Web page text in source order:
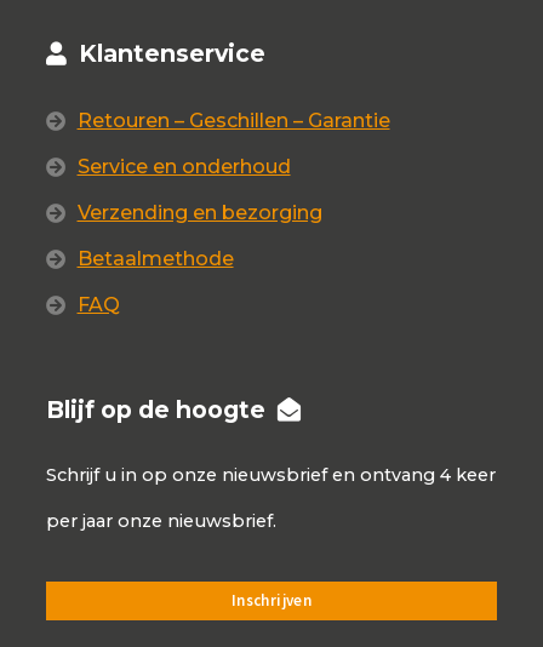
Klantenservice
Retouren – Geschillen – Garantie
Service en onderhoud
Verzending en bezorging
Betaalmethode
FAQ
Blijf op de hoogte
Schrijf u in op onze nieuwsbrief en ontvang 4 keer
per jaar onze nieuwsbrief.